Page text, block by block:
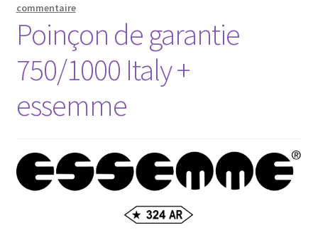
commentaire
Poinçon de garantie
750/1000 Italy +
essemme